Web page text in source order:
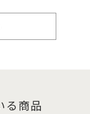
る商品